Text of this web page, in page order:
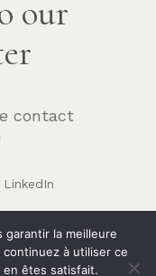
our
contact
LinkedIn
la meilleure
à utiliser ce
êtes satisfait.